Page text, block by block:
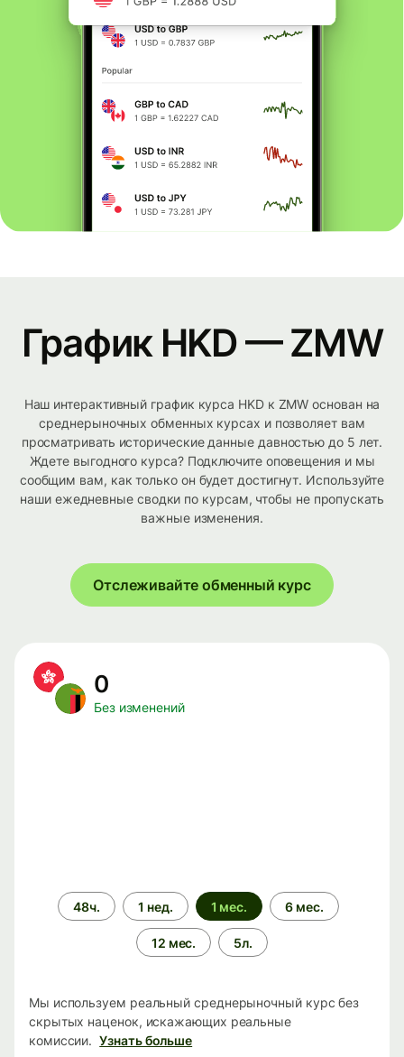
График HKD — ZMW
Наш интерактивный график курса HKD к ZMW основан на
среднерыночных обменных курсах и позволяет вам
просматривать исторические данные давностью до 5 лет.
Ждете выгодного курса? Подключите оповещения и мы
сообщим вам, как только он будет достигнут. Используйте
наши ежедневные сводки по курсам, чтобы не пропускать
важные изменения.
Отслеживайте обменный курс
0
Без изменений
Период
времени
48ч. 1 нед. 1 мес. 6 мес.
12 мес. 5л.
Мы используем реальный среднерыночный курс без
скрытых наценок, искажающих реальные
комиссии. Узнать больше